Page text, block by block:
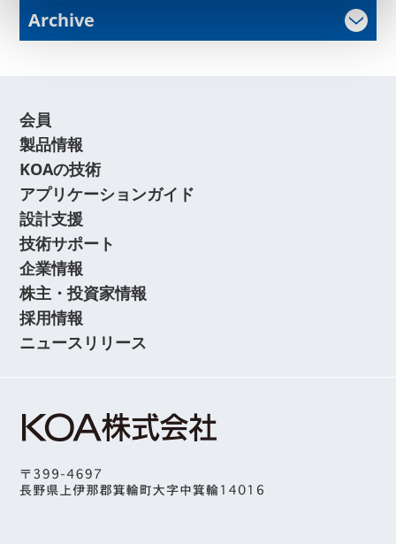
Archive
会員
製品情報
KOAの技術
アプリケーションガイド
設計支援
技術サポート
企業情報
株主・投資家情報
採用情報
ニュースリリース